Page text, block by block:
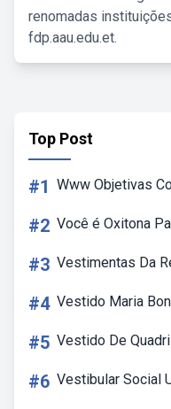
renomadas
fdp.aau.edu.et.
Top Post
#1 Www Objetivas
#2 Você é Oxitona
#3 Vestimentas Da
#4 Vestido Maria
#5 Vestido De
#6 Vestibular Social